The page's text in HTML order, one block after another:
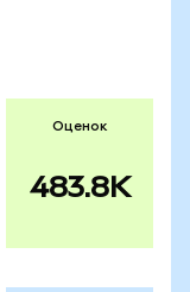
Оценок
483.8K